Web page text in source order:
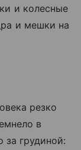
и колесные
и мешки на
резко
в
за грудиной: